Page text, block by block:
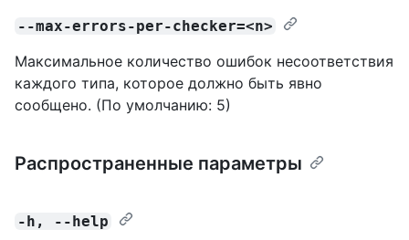
--max-errors-per-checker=<n>
Максимальное количество ошибок несоответствия
каждого типа, которое должно быть явно
сообщено. (По умолчанию: 5)
Распространенные параметры
-h, --help